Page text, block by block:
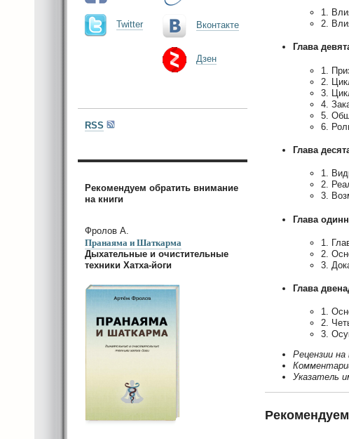
1.
2.
Глава
1.
2.
3.
4.
5.
6.
Глава
1.
2.
3.
Глава
1.
2.
3.
Глава
1.
2.
3.
Рецензии
Указатель
Twitter Вконтакте
Дзен
RSS
Рекомендуем обратить внимание
на книги
Фролов А.
Пранаяма и Шаткарма
Дыхательные и очистительные
техники Хатха-йоги